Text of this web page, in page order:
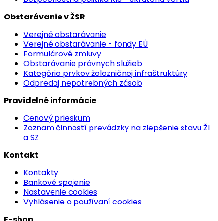
Obstarávanie v ŽSR
Verejné obstarávanie
Verejné obstarávanie - fondy EÚ
Formulárové zmluvy
Obstarávanie právnych služieb
Kategórie prvkov železničnej infraštruktúry
Odpredaj nepotrebných zásob
Pravidelné informácie
Cenový prieskum
Zoznam činností prevádzky na zlepšenie stavu ŽI
a SZ
Kontakt
Kontakty
Bankové spojenie
Nastavenie cookies
Vyhlásenie o používaní cookies